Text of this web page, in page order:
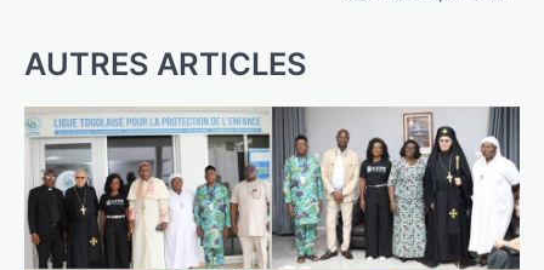
AUTRES ARTICLES